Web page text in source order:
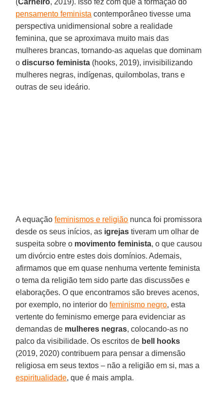
pensamento feminista contemporâneo tivesse uma
perspectiva unidimensional sobre a realidade
feminina, que se aproximava muito mais das
mulheres brancas, tornando-as aquelas que dominam
odiscurso feminista (hooks, 2019), invisibilizando
mulheres negras, indígenas, quilombolas, trans e
outras de seu ideário.
A equaçãofeminismos e religião nunca foi promissora
desde os seus inícios, as igrejas tiveram um olhar de
suspeita sobre o movimento feminista, o que causou
um divórcio entre estes dois domínios. Ademais,
afirmamos que em quase nenhuma vertente feminista
o tema da religião tem sido parte das discussões e
elaborações. O que encontramos são breves acenos,
por exemplo, no interior dofeminismo negro, esta
vertente do feminismo emerge para evidenciar as
demandas de mulheres negras, colocando-as no
palco da visibilidade. Os escritos de bell hooks
(2019, 2020) contribuem para pensar a dimensão
religiosa em seus textos – não a religião em si, mas a
espiritualidade, que é mais ampla.